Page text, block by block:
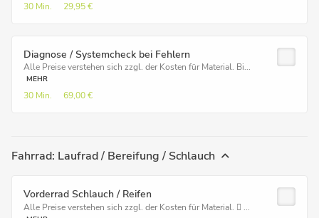
30 Min. 29,95 €
Diagnose / Systemcheck bei Fehlern
Alle Preise verstehen sich zzgl. der Kosten für Material. Bi...
MEHR
30 Min. 69,00 €
Fahrrad: Laufrad / Bereifung / Schlauch
Vorderrad Schlauch / Reifen
Alle Preise verstehen sich zzgl. der Kosten für Material.  ...